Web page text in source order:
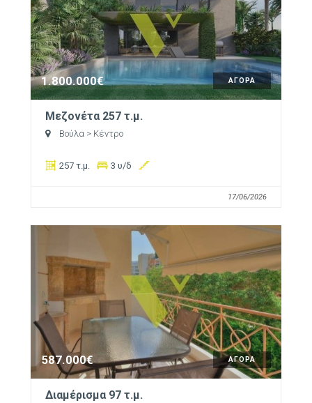
ΑΓΟΡΑ
1.800.000€
Μεζονέτα 257 τ.μ.
Βούλα > Κέντρο
257 τ.μ. 3 υ/δ
17/06/2026
ΑΓΟΡΑ
587.000€
Διαμέρισμα 97 τ.μ.